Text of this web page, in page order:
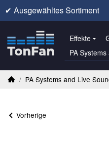
✔ Ausgewähltes Sortiment
Effekte
PA
/ PA Systems and Live
Vorherige